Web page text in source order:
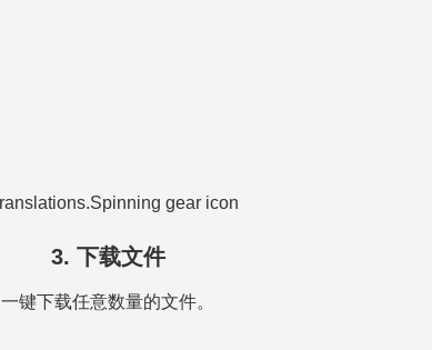
3. 下载文件
一键下载任意数量的文件。